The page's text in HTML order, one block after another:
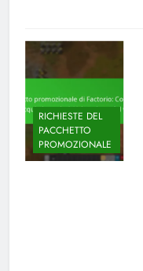
RICHIESTE DEL
PACCHETTO
PROMOZIONALE